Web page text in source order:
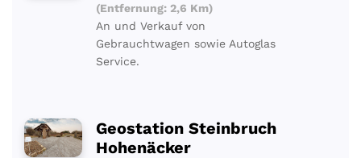
(Entfernung: 2,6 Km)
An und Verkauf von
Gebrauchtwagen sowie Autoglas
Service.
Geostation Steinbruch
Hohenäcker